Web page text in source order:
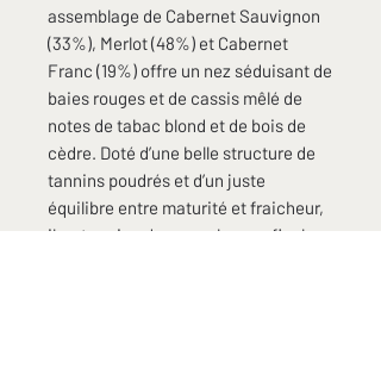
assemblage de Cabernet Sauvignon
(33%), Merlot (48%) et Cabernet
Franc (19%) offre un nez séduisant de
baies rouges et de cassis mêlé de
notes de tabac blond et de bois de
cèdre. Doté d’une belle structure de
tannins poudrés et d’un juste
équilibre entre maturité et fraicheur,
il se termine dans une longue finale